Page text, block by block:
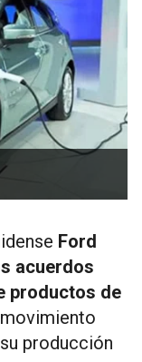
Ford
acuerdos
productos de
producción